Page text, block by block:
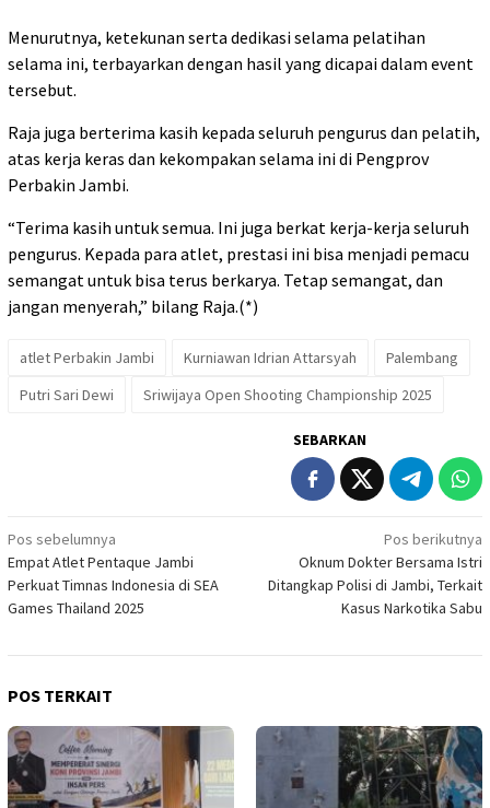
Menurutnya, ketekunan serta dedikasi selama pelatihan
selama ini, terbayarkan dengan hasil yang dicapai dalam event
tersebut.
Raja juga berterima kasih kepada seluruh pengurus dan pelatih,
atas kerja keras dan kekompakan selama ini di Pengprov
Perbakin Jambi.
“Terima kasih untuk semua. Ini juga berkat kerja-kerja seluruh
pengurus. Kepada para atlet, prestasi ini bisa menjadi pemacu
semangat untuk bisa terus berkarya. Tetap semangat, dan
jangan menyerah,” bilang Raja.(*)
atlet Perbakin Jambi Kurniawan Idrian Attarsyah
Palembang
Putri Sari Dewi
Sriwijaya Open Shooting Championship 2025
SEBARKAN
Navigasi
pos
Pos sebelumnya
Empat Atlet Pentaque Jambi
Perkuat Timnas Indonesia di SEA
Games Thailand 2025
Pos berikutnya
Oknum Dokter Bersama Istri
Ditangkap Polisi di Jambi, Terkait
Kasus Narkotika Sabu
POS TERKAIT